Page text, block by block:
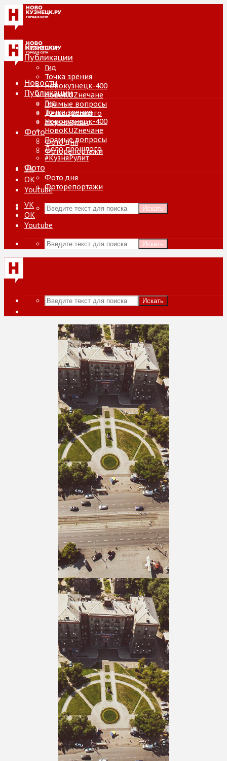
Новости
Публикации
Гид
Точка зрения
Новокузнецк-400
НовоKUZнечане
Прямые вопросы
Дело прошлого
#КузняРулит
Фото
Фото дня
Фоторепортажи
VK
ОК
Youtube
Искать
Новости
Публикации
Гид
Точка зрения
Новокузнецк-400
НовоKUZнечане
Прямые вопросы
Дело прошлого
#КузняРулит
Фото
Фото дня
Фоторепортажи
VK
ОК
Youtube
Искать
Искать